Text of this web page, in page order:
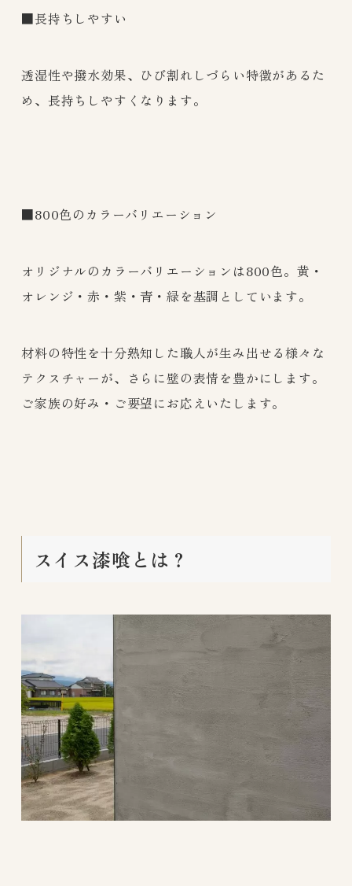
■長持ちしやすい
透湿性や撥水効果、ひび割れしづらい特徴があるた
め、長持ちしやすくなります。
■800色のカラーバリエーション
オリジナルのカラーバリエーションは800色。黄・
オレンジ・赤・紫・青・緑を基調としています。
材料の特性を十分熟知した職人が生み出せる様々な
テクスチャーが、さらに壁の表情を豊かにします。
ご家族の好み・ご要望にお応えいたします。
スイス漆喰とは？